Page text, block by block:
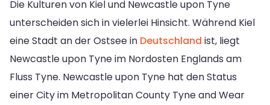
Die Kulturen von Kiel und Newcastle upon Tyne
unterscheiden sich in vielerlei Hinsicht. Während Kiel
eine Stadt an der Ostsee in Deutschland ist, liegt
Newcastle upon Tyne im Nordosten Englands am
Fluss Tyne. Newcastle upon Tyne hat den Status
einer City im Metropolitan County Tyne and Wear